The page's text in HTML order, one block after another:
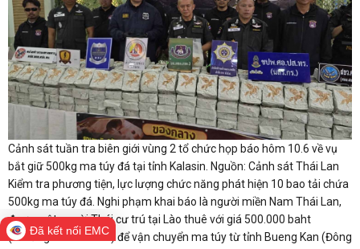
Cảnh sát tuần tra biên giới vùng 2 tổ chức họp báo hôm 10.6 về vụ
bắt giữ 500kg ma túy đá tại tỉnh Kalasin. Nguồn: Cảnh sát Thái Lan
Kiểm tra phương tiện, lực lượng chức năng phát hiện 10 bao tải chứa
500kg ma túy đá. Nghi phạm khai báo là người miền Nam Thái Lan,
được một người Thái cư trú tại Lào thuê với giá 500.000 baht
(khoảng 15.000 USD) để vận chuyển ma túy từ tỉnh Bueng Kan (Đông
Đã kết nối EMC